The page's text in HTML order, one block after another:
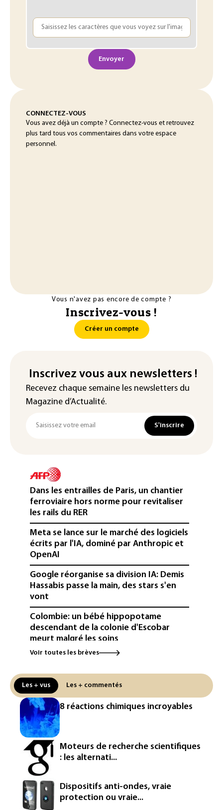
Envoyer
CONNECTEZ-VOUS
Vous avez déjà un compte ? Connectez-vous et retrouvez
plus tard tous vos commentaires dans votre espace
personnel.
Vous n'avez pas encore de compte ?
Inscrivez-vous !
Créer un compte
Inscrivez vous aux newsletters !
Recevez chaque semaine les newsletters du
Magazine d’Actualité.
S'inscrire
Dans les entrailles de Paris, un chantier
ferroviaire hors norme pour revitaliser
les rails du RER
Meta se lance sur le marché des logiciels
écrits par l'IA, dominé par Anthropic et
OpenAI
Google réorganise sa division IA: Demis
Hassabis passe la main, des stars s'en
vont
Colombie: un bébé hippopotame
descendant de la colonie d'Escobar
meurt malgré les soins
Éclipse: une baisse temporaire de la
attendue en Europe
L'Autriche bat son record absolu de
chaleur pour le deuxième jour d'affilée
Inde : Meta sommé de s'excuser après
le retrait d'une vidéo de Modi
La défense, voie de diversification pour
un secteur automobile à la peine
France : prison avec sursis et
"bannissement numérique" pour deux
Voir toutes les brèves
Les + vus Les + commentés
8 réactions chimiques incroyables
Moteurs de recherche scientifiques
: les alternati...
Dispositifs anti-ondes, vraie
protection ou vraie...